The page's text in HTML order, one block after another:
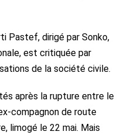
Pastef, dirigé par Sonko,
est critiquée par
de la société civile.
après la rupture entre le
compagnon de route
limogé le 22 mai. Mais